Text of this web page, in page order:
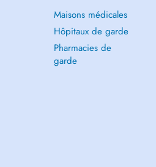
Maisons médicales
Hôpitaux de garde
Pharmacies de
garde